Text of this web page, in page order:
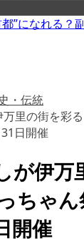
”になれる？
・伝統
里の街を彩
日開催
が伊万
ちゃん
開催